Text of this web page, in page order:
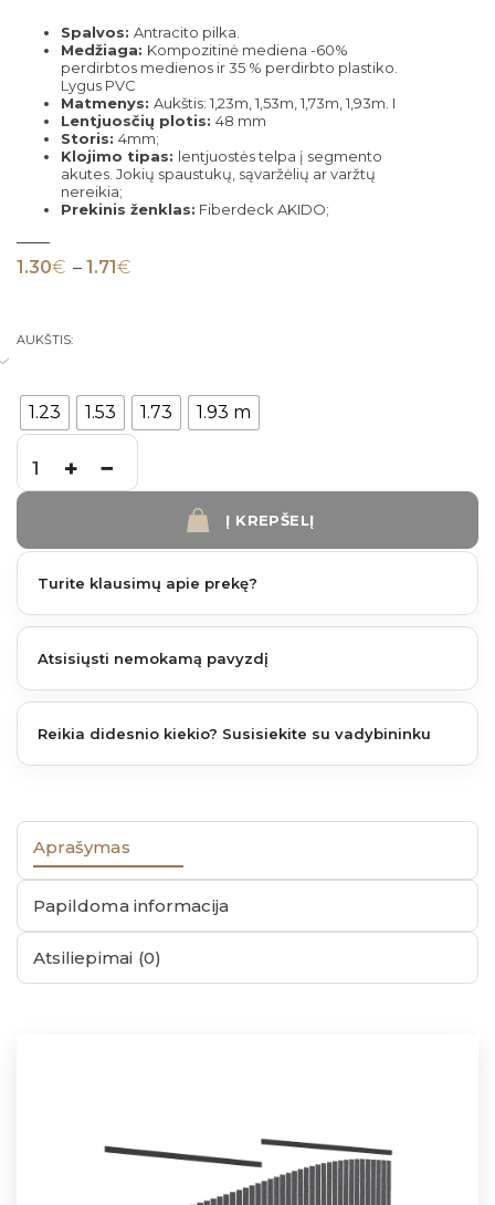
Spalvos: Antracito pilka.
Medžiaga: Kompozitinė mediena -60%
perdirbtos medienos ir 35 % perdirbto plastiko.
Lygus PVC
Matmenys: Aukštis: 1,23m, 1,53m, 1,73m, 1,93m. I
Lentjuosčių plotis: 48 mm
Storis: 4mm;
Klojimo tipas: lentjuostės telpa į segmento
akutes. Jokių spaustukų, sąvaržėlių ar varžtų
nereikia;
Prekinis ženklas: Fiberdeck AKIDO;
1.30€ – 1.71€
AUKŠTIS:
1.23 1.53 1.73 1.93 m
produkto kiekis: AKIDO Pilka 48x4 mm ( 1 vnt.) (įvairūs aukščiai)
Į KREPŠELĮ
Turite klausimų apie prekę?
Atsisiųsti nemokamą pavyzdį
Reikia didesnio kiekio? Susisiekite su vadybininku
Aprašymas
Papildoma informacija
Atsiliepimai (0)